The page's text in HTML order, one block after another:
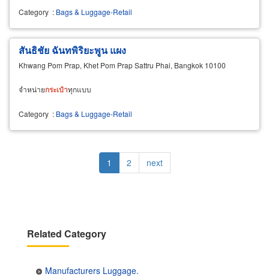
Category : Bags & Luggage-Retail
สันธิชัย ฉันทพิริยะพูน แผง
Khwang Pom Prap, Khet Pom Prap Sattru Phai, Bangkok 10100
จำหน่ายกระเป๋าทุกแบบ
Category : Bags & Luggage-Retail
Current
page
1 Page
2
Next
page
next
Related Category
Manufacturers Luggage.